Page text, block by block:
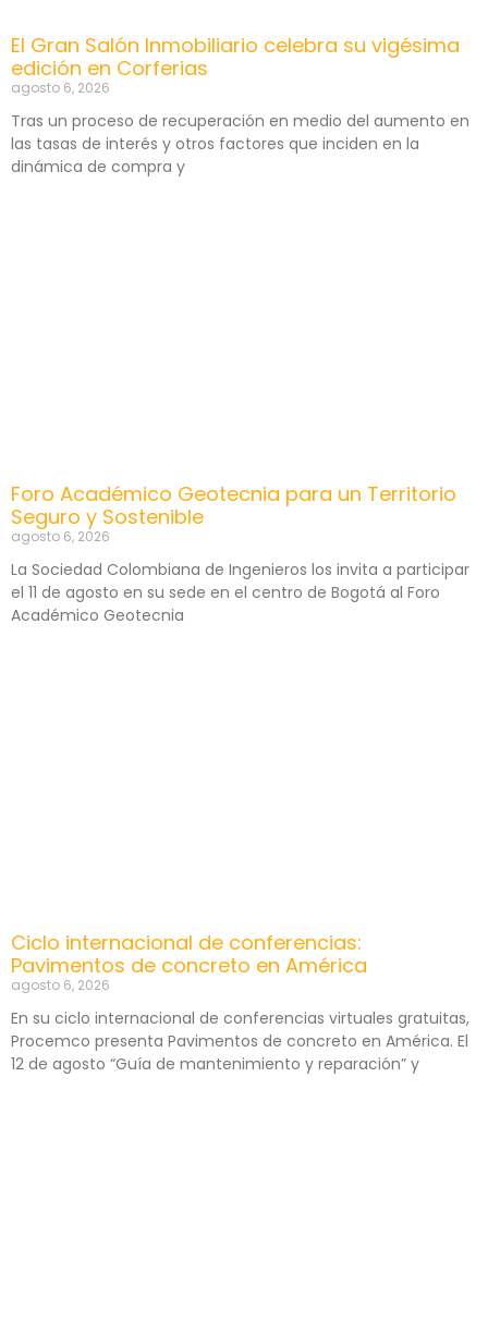
El Gran Salón Inmobiliario celebra su vigésima
edición en Corferias
agosto 6, 2026
Tras un proceso de recuperación en medio del aumento en
las tasas de interés y otros factores que inciden en la
dinámica de compra y
Foro Académico Geotecnia para un Territorio
Seguro y Sostenible
agosto 6, 2026
La Sociedad Colombiana de Ingenieros los invita a participar
el 11 de agosto en su sede en el centro de Bogotá al Foro
Académico Geotecnia
Ciclo internacional de conferencias:
Pavimentos de concreto en América
agosto 6, 2026
En su ciclo internacional de conferencias virtuales gratuitas,
Procemco presenta Pavimentos de concreto en América. El
12 de agosto “Guía de mantenimiento y reparación” y